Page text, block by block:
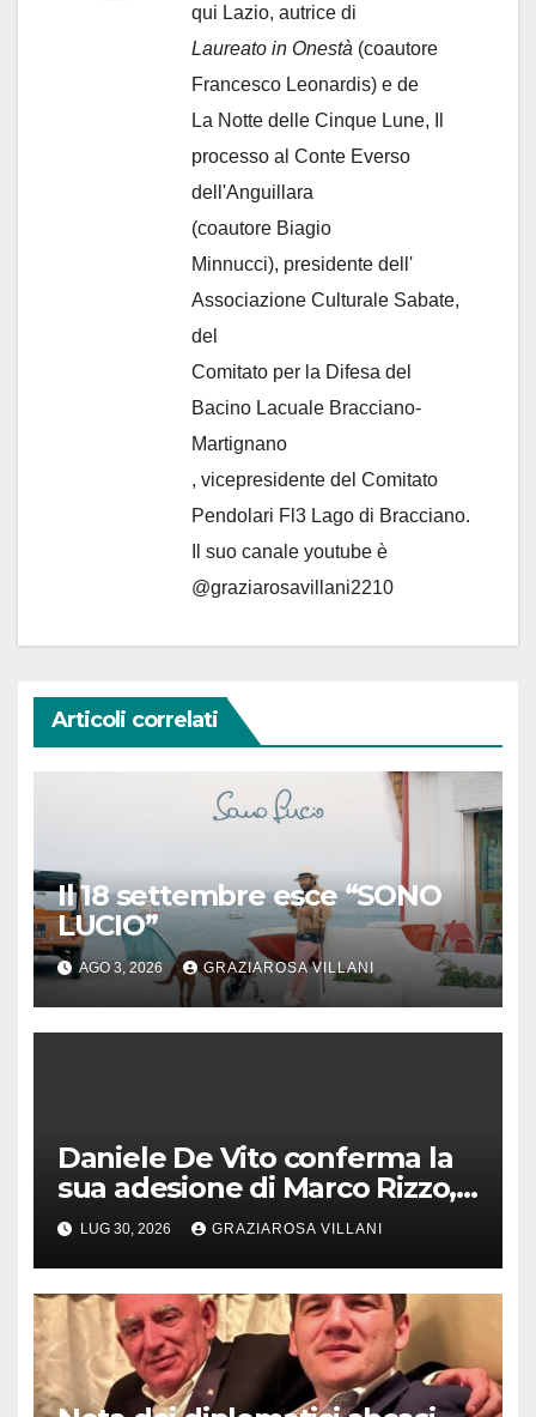
qui Lazio, autrice di
Laureato in Onestà (coautore
Francesco Leonardis) e de
La Notte delle Cinque Lune, Il
processo al Conte Everso
dell'Anguillara
(coautore Biagio
Minnucci), presidente dell'
Associazione Culturale Sabate,
del
Comitato per la Difesa del
Bacino Lacuale Bracciano-
Martignano
, vicepresidente del Comitato
Pendolari Fl3 Lago di Bracciano.
Il suo canale youtube è
@graziarosavillani2210
Articoli correlati
Il 18 settembre esce “SONO
LUCIO”
AGO 3, 2026 GRAZIAROSA VILLANI
Daniele De Vito conferma la
sua adesione di Marco Rizzo,
nel rispetto delle decisioni
del 1° Congress
LUG 30, 2026 GRAZIAROSA VILLANI